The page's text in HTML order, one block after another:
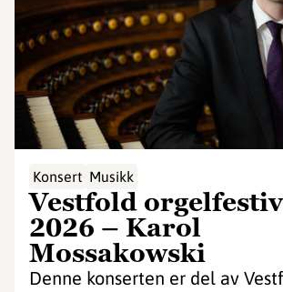
Konsert Musikk
Vestfold
2026 – Karol
Mossakowski
Denne konserten er del av